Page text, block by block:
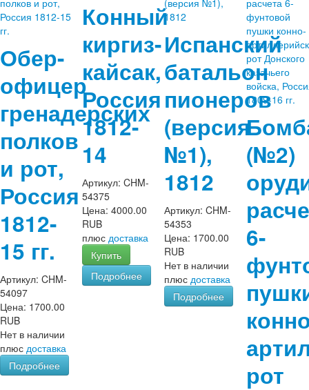
Обер-
офицер
гренадерских
полков
и рот,
Россия
1812-
15 гг.
Артикул: CHM-
54097
Цена: 1700.00
RUB
Нет в наличии
плюс доставка
Подробнее
Конный
киргиз-
кайсак,
Россия
1812-
14
Артикул:CHM-
54375
Цена:4000.00
RUB
плюсдоставка
Купить
Подробнее
Испанский
батальон
пионеров
(версия
№1),
1812
Артикул:CHM-
54353
Цена: 1700.00
RUB
Нет в наличии
плюсдоставка
Подробнее
(№2)
6-
рот